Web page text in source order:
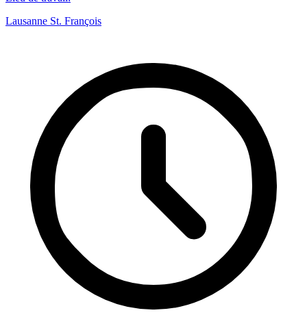
Lausanne St. François